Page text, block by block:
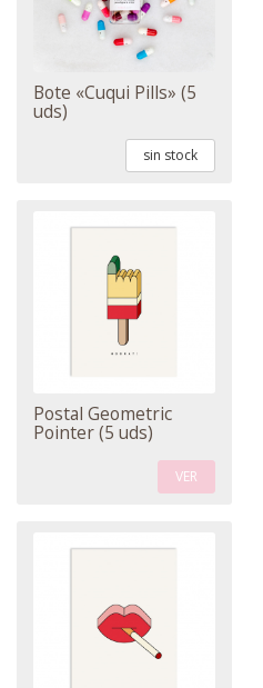
Bote «Cuqui Pills» (5
uds)
sin stock
Postal Geometric
Pointer (5 uds)
VER